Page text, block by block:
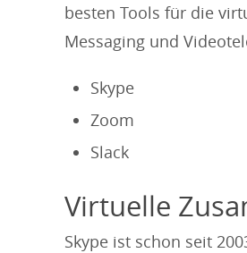
besten Tools für die
Messaging und
Skype
Zoom
Slack
Virtuelle
Skype ist schon seit